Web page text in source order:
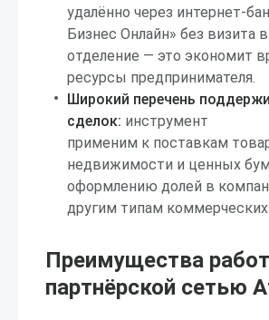
удалённо через интернет-
Бизнес Онлайн» без визита в
отделение — это экономит
ресурсы предпринимателя.
Широкий перечень
сделок: инструмент
применим к поставкам
недвижимости и ценных
оформлению долей в
другим типам
Преимущества
партнёрской сетью